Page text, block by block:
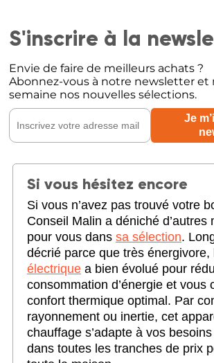
S'inscrire à la
Envie de faire de meilleurs achats ?
Abonnez-vous à notre newsletter et
semaine nos nouvelles sélections.
Si vous hésitez encore
Si vous n’avez pas trouvé votre
Conseil Malin a déniché d’autres
pour vous dans sa sélection.
décrié parce que très énergivore,
électriquea bien évolué pour
consommation d’énergie et vous
confort thermique optimal. Par
rayonnement ou inertie, cet
chauffage s’adapte à vos
dans toutes les tranches de prix